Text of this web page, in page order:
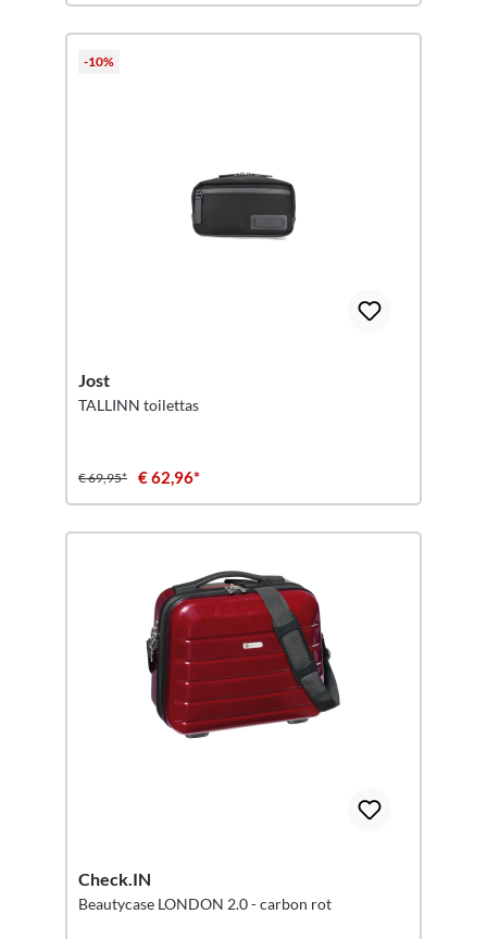
-10%
Jost
TALLINN toilettas
€ 69,95* € 62,96*
Check.IN
Beautycase LONDON 2.0 - carbon rot